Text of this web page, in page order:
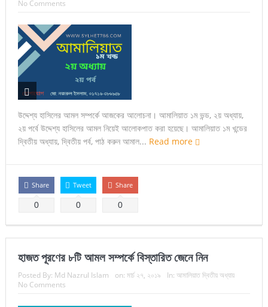
No Comments
উদ্দেশ্য হাসিলের আমল সম্পর্কে আজকের আলোচনা। আমালিয়াত ১ম ভন্ড, ২য় অধ্যায়,
২য় পর্বে উদ্দেশ্য হাসিলের আমল নিয়েই আলোকপাত করা হয়েছে। আমালিয়াত ১ম খন্ডের
দ্বিতীয় অধ্যায়, দ্বিতীয় পর্ব, পাঠ করুন আমাল... Read more
Share
0
Tweet
0
Share
0
হাজত পূরণের ৮টি আমল সম্পর্কে বিস্তারিত জেনে নিন
Posted By: Md Nazrul Islam on: মার্চ ২৭, ২০১৯ In: আমালিয়াত দ্বিতীয় অধ্যায়
No Comments